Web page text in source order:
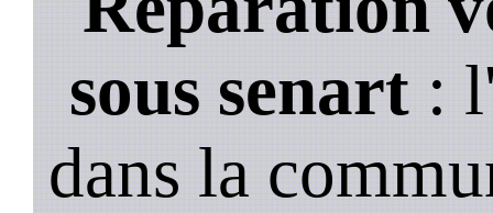
sous senart:
dans la